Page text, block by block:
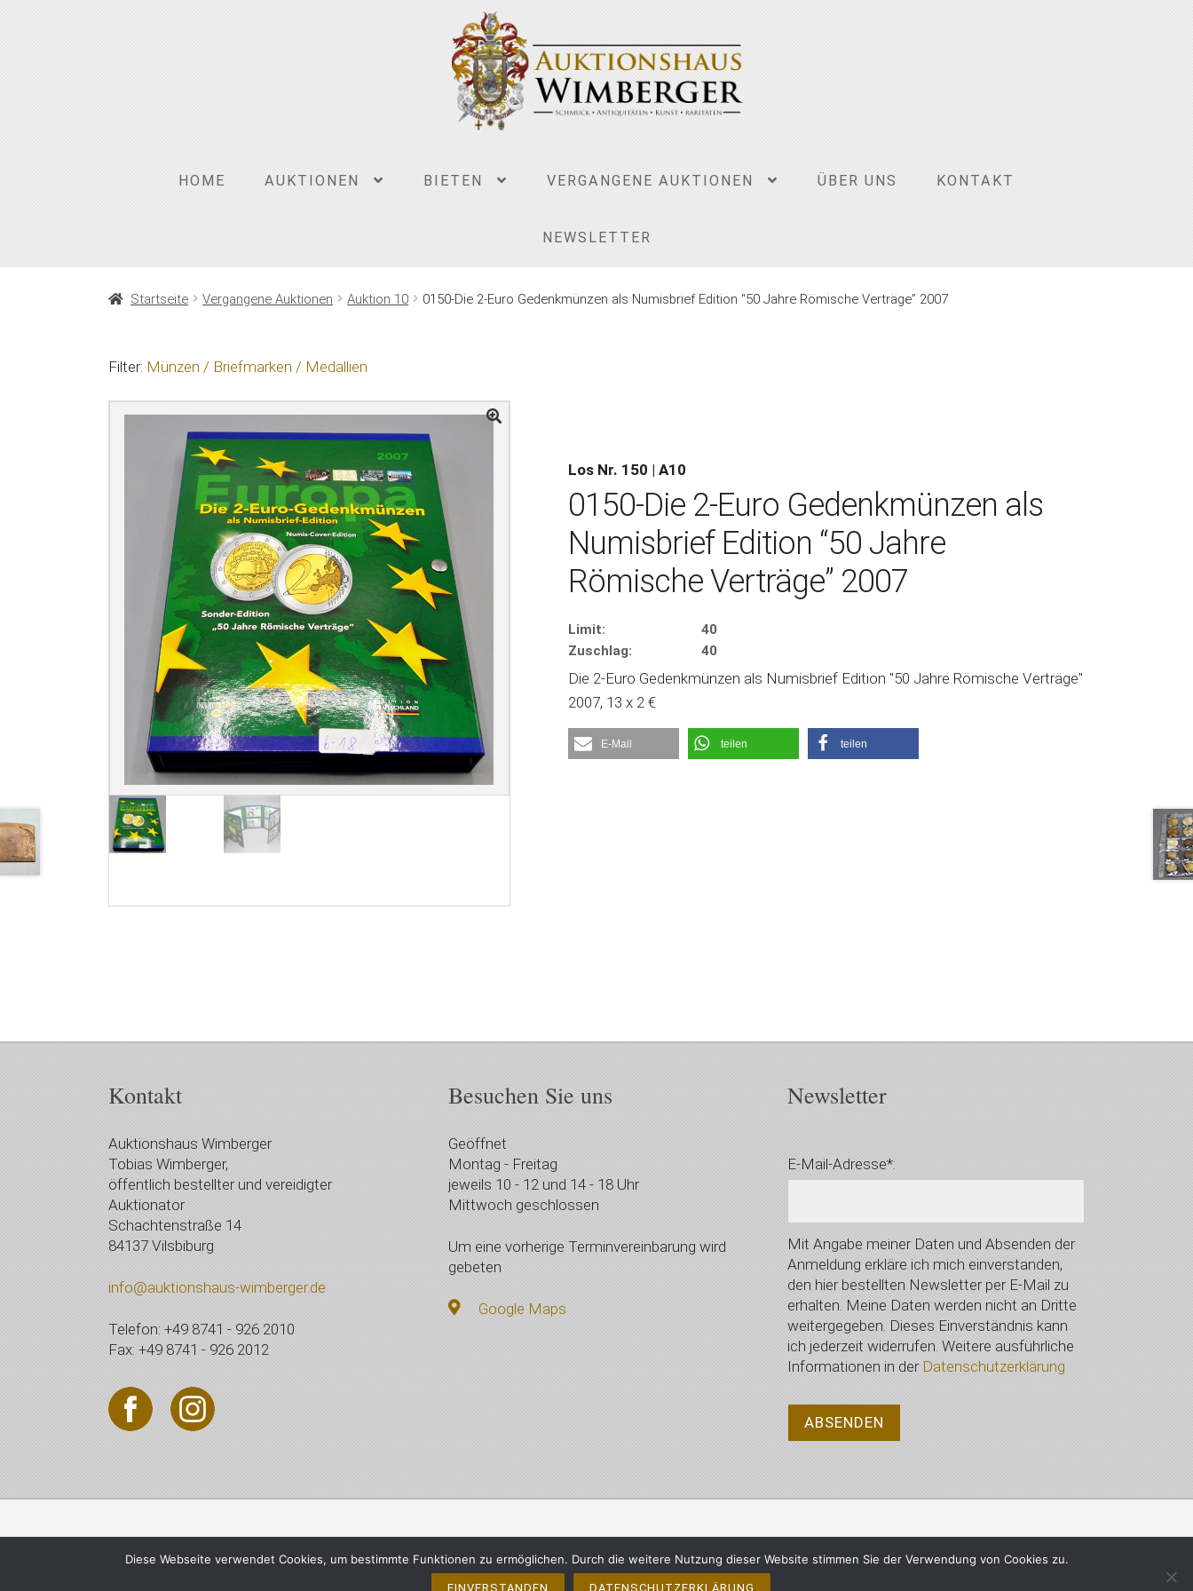
HOME AUKTIONEN BIETEN VERGANGENE AUKTIONEN ÜBER UNS KONTAKT
NEWSLETTER
Startseite Vergangene Auktionen Auktion 10 0150-Die 2-Euro Gedenkmünzen als Numisbrief Edition “50 Jahre Römische Verträge” 2007
Filter: Münzen / Briefmarken / Medallien
Los Nr. 150 | A10
0150-Die 2-Euro Gedenkmünzen als
Numisbrief Edition “50 Jahre
Römische Verträge” 2007
Limit:
40
Zuschlag:
40
Die 2-Euro Gedenkmünzen als Numisbrief Edition "50 Jahre Römische Verträge"
2007, 13 x 2 €
E-Mail teilen teilen
Kontakt
Auktionshaus Wimberger
Tobias Wimberger,
öffentlich bestellter und vereidigter
Auktionator
Schachtenstraße 14
84137 Vilsbiburg
info@auktionshaus-wimberger.de
Telefon: +49 8741 - 926 2010
Fax: +49 8741 - 926 2012
Besuchen Sie uns
Geöffnet
Montag - Freitag
jeweils 10 - 12 und 14 - 18 Uhr
Mittwoch geschlossen
Um eine vorherige Terminvereinbarung wird
gebeten
Google Maps
Newsletter
E-Mail-Adresse*:
Mit Angabe meiner Daten und Absenden der
Anmeldung erkläre ich mich einverstanden,
den hier bestellten Newsletter per E-Mail zu
erhalten. Meine Daten werden nicht an Dritte
weitergegeben. Dieses Einverständnis kann
ich jederzeit widerrufen. Weitere ausführliche
Informationen in der Datenschutzerklärung
© 2021 Auktionshaus Wimberger, Vilsbiburg - Alle Rechte vorbehalten Impressum Datenschutzerklärung
Diese Webseite verwendet Cookies, um bestimmte Funktionen zu ermöglichen. Durch die weitere Nutzung dieser Website stimmen Sie der Verwendung von Cookies zu.
EINVERSTANDEN DATENSCHUTZERKLÄRUNG